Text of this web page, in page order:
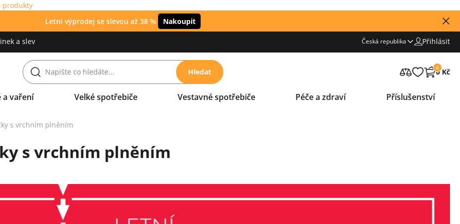
produkty
Letní výprodej se slevou až 38 %
Nakoupit
a slev Česká republika Přihlásit
Hledat 0
0 Kč
a vaření Velké spotřebiče Vestavné spotřebiče Péče a zdraví Příslušenství
s vrchním plněním
s vrchním plněním